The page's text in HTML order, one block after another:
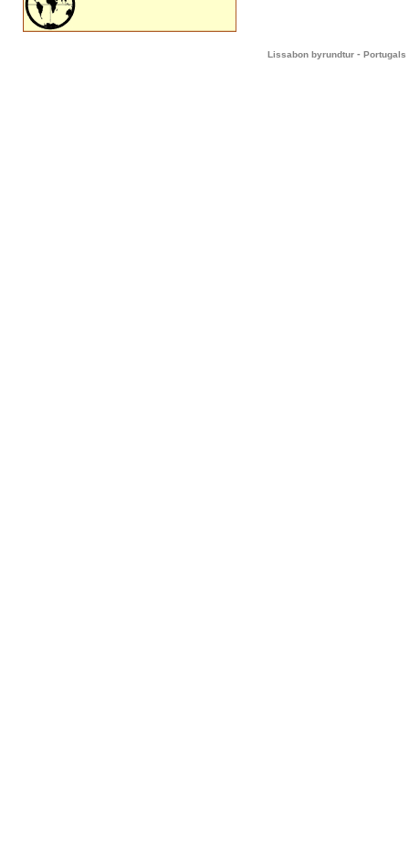
Lissabon byrundtur - Portugals